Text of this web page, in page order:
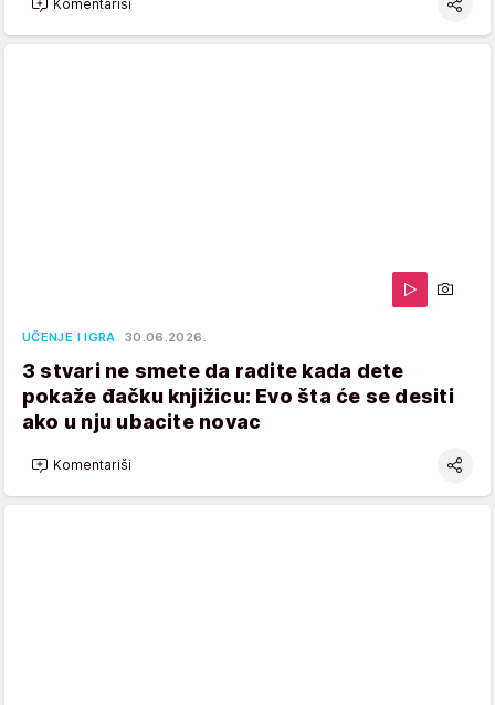
Komentariši
UČENJE I IGRA 30.06.2026.
3 stvari ne smete da radite kada dete
pokaže đačku knjižicu: Evo šta će se desiti
ako u nju ubacite novac
Komentariši